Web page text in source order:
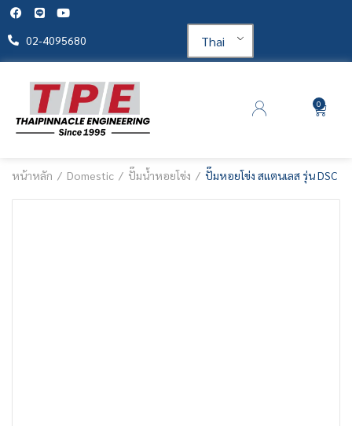
02-4095680 Thai
0
หน้าหลัก Domestic ปั๊มน้ำหอยโข่ง ปั๊มหอยโข่ง สแตนเลส รุ่น DSC